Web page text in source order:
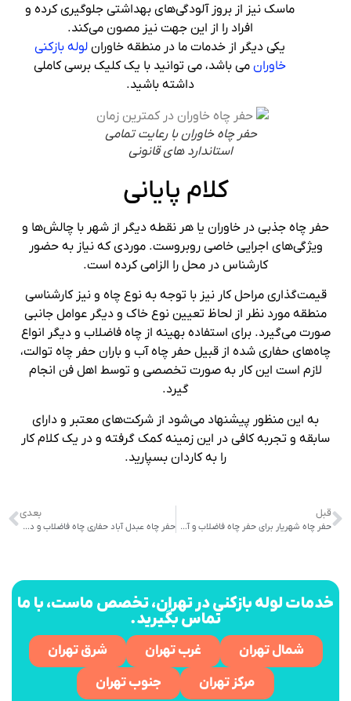
ماسک نیز از بروز آلودگی‌های بهداشتی جلوگیری کرده و
افراد را از این جهت نیز مصون می‌کند.
یکی دیگر از خدمات ما در منطقه خاوران لوله بازکنی
خاوران می باشد، می توانید با یک کلیک برسی کاملی
داشته باشید.
حفر چاه خاوران با رعایت تمامی
استاندارد های قانونی
کلام پایانی
حفر چاه جذبی در خاوران یا هر نقطه دیگر از شهر با چالش‌ها و
ویژگی‌های اجرایی خاصی روبروست. موردی که نیاز به حضور
کارشناس در محل را الزامی کرده است.
قیمت‌گذاری مراحل کار نیز با توجه به نوع چاه و نیز کارشناسی
منطقه مورد نظر از لحاظ تعیین نوع خاک و دیگر عوامل جانبی
صورت می‌گیرد. برای استفاده بهینه از چاه فاضلاب و دیگر انواع
چاه‌های حفاری شده از قبیل حفر چاه آب و باران حفر چاه توالت،
لازم است این کار به ‌صورت تخصصی و توسط اهل فن انجام
گیرد.
به این منظور پیشنهاد می‌شود از شرکت‌های معتبر و دارای
سابقه و تجربه کافی در این زمینه کمک گرفته و در یک کلام کار
را به کاردان بسپارید.
قبل
حفر چاه شهریار برای حفر چاه فاضلاب و آب در محدوده شهریار
بعدی
حفر چاه عبدل آباد حفاری چاه فاضلاب و دیگر خدمات
خدمات لوله بازکنی در تهران، تخصص ماست، با ما
تماس بگیرید.
شمال تهران غرب تهران
شرق تهران
مرکز تهران
جنوب تهران